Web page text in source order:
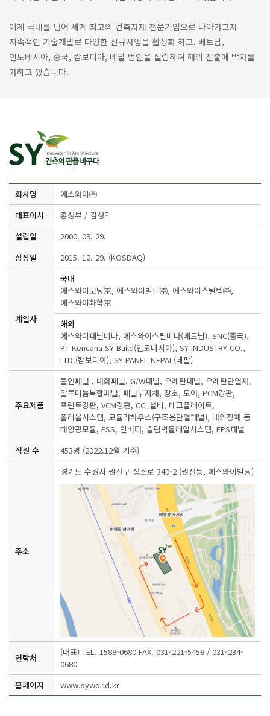
이제 국내를 넘어 세계 최고의 건축자재 전문기업으로 나아가고자
지속적인 기술개발로 다양한 신규사업을 활성화 하고, 베트남,
인도네시아, 중국, 캄보디아, 네팔 법인을 설립하여 해외 진출에 박차를
가하고 있습니다.
회사명
에스와이㈜
대표이사
홍성부 / 김성덕
설립일
2000. 09. 29.
상장일
2015. 12. 29. (KOSDAQ)
계열사
국내
에스와이코닝㈜, 에스와이빌드㈜, 에스와이스틸텍㈜,
에스와이화학㈜
해외
에스와이패널비나, 에스와이스틸비나(베트남), SNC(중국),
PT Kencana SY Build(인도네시아), SY INDUSTRY CO.,
LTD.(캄보디아), SY PANEL NEPAL(네팔)
주요제품
불연패널 , 내화패널, G/W패널, 우레탄패널, 우레탄단열재,
알루미늄복합패널, 패널부자채, 창호, 도어, PCM강판,
프린트강판, VCM강판, CCL설비, 데크플레이트,
폴리올시스템, 모듈러하우스(구조용단열패널), 내외장재 등
태양광모듈, ESS, 인버터, 슬림벽돌레일시스템, EPS패널
직원 수
453명 (2022.12월 기준)
주소
경기도 수원시 권선구 정조로 340-2 (권선동, 에스와이빌딩)
연락처
(대표) TEL. 1588-0680 FAX. 031-221-5458 / 031-234-
0680
홈페이지
www.syworld.kr